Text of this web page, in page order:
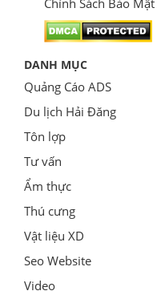
DANH MỤC
Quảng Cáo ADS
Du lịch Hải Đăng
Tôn lợp
Tư vấn
Ẩm thực
Thú cưng
Vật liệu XD
Seo Website
Video